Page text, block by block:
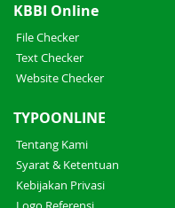
KBBI Online
File Checker
Text Checker
Website Checker
TYPOONLINE
Tentang Kami
Syarat & Ketentuan
Kebijakan Privasi